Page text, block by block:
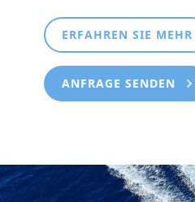
ERFAHREN SIE MEHR
ANFRAGE SENDEN